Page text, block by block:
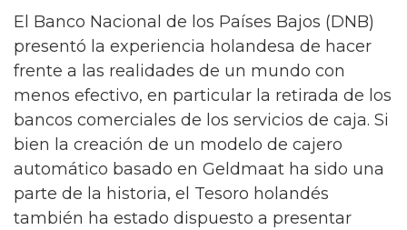
El Banco Nacional de los Países Bajos (DNB)
presentó la experiencia holandesa de hacer
frente a las realidades de un mundo con
menos efectivo, en particular la retirada de los
bancos comerciales de los servicios de caja. Si
bien la creación de un modelo de cajero
automático basado en Geldmaat ha sido una
parte de la historia, el Tesoro holandés
también ha estado dispuesto a presentar